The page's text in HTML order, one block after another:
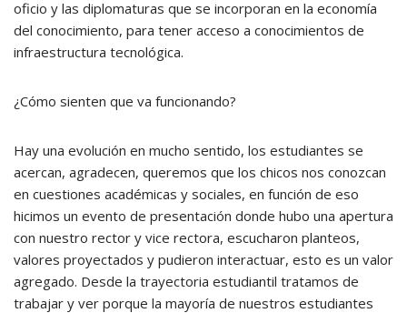
oficio y las diplomaturas que se incorporan en la economía
del conocimiento, para tener acceso a conocimientos de
infraestructura tecnológica.
¿Cómo sienten que va funcionando?
Hay una evolución en mucho sentido, los estudiantes se
acercan, agradecen, queremos que los chicos nos conozcan
en cuestiones académicas y sociales, en función de eso
hicimos un evento de presentación donde hubo una apertura
con nuestro rector y vice rectora, escucharon planteos,
valores proyectados y pudieron interactuar, esto es un valor
agregado. Desde la trayectoria estudiantil tratamos de
trabajar y ver porque la mayoría de nuestros estudiantes